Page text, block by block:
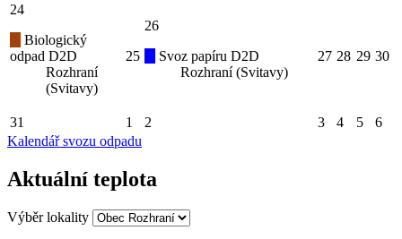
24
Biologický
odpad D2D
Rozhraní
(Svitavy)
25
26
Svoz papíru D2D
Rozhraní (Svitavy)
27 28 29 30
31 1 2 3 4 5
6
Kalendář svozu odpadu
Aktuální teplota
Výběr lokality